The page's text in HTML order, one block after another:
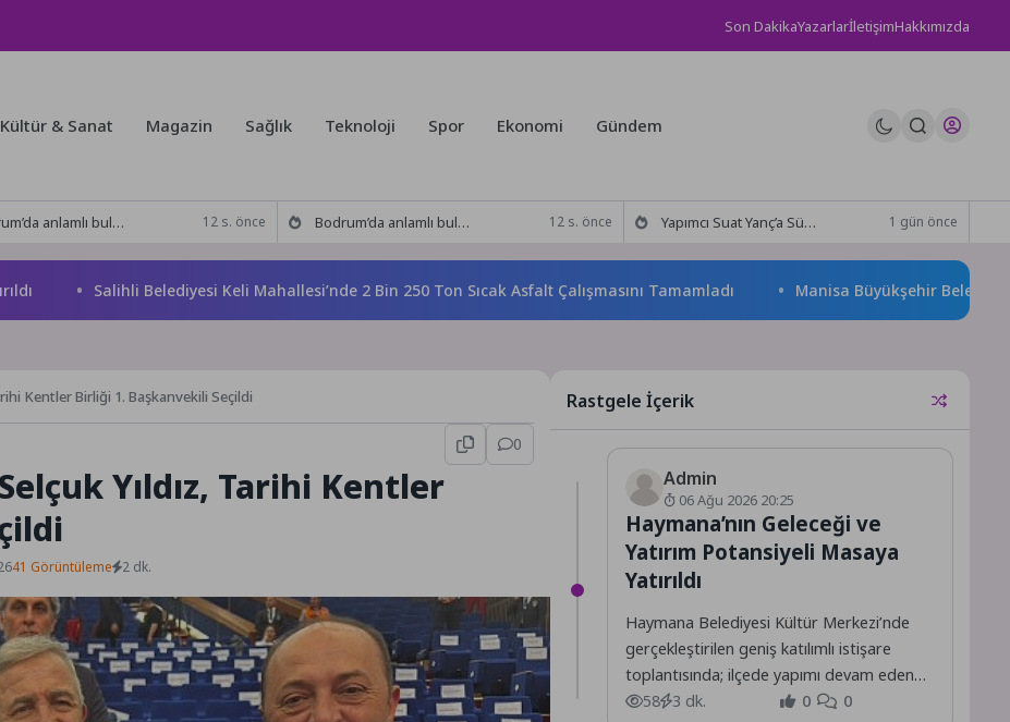
Son DakikaYazarlarİletişimHakkımızda
Kültür & Sanat Magazin Sağlık Teknoloji Spor Ekonomi Gündem
Özgür Aras’ın çok konuşulan kitabı yeni baskısını Titanic Luxury Collection Bodrum’da kutladı 12 s. önce Bodrum’da anlamlı buluşma! Özgür Aras’ın çok konuşulan kitabı yeni baskısını Titanic Luxury Collection Bodrum’da kutladı 12 s. önce Yapımcı Suat Yanç’a Sürpriz Doğum Günü Kutlaması! 1 gün önce
Salihli Belediyesi Keli Mahallesi’nde 2 Bin 250 Ton Sıcak Asfalt Çalışmasını Tamamladı Manisa Büyükşehir Belediyesi
Kentler Birliği 1. Başkanvekili Seçildi
0
Yıldız, Tarihi Kentler
41 Görüntüleme 2 dk.
Rastgele İçerik
Admin
06 Ağu 2026 20:25
Haymana’nın Geleceği ve
Yatırım Potansiyeli Masaya
Yatırıldı
Haymana Belediyesi Kültür Merkezi’nde
gerçekleştirilen geniş katılımlı istişare
toplantısında; ilçede yapımı devam eden
projeler ile hayata geçirilmesi planlanan
58 3 dk. 0 0